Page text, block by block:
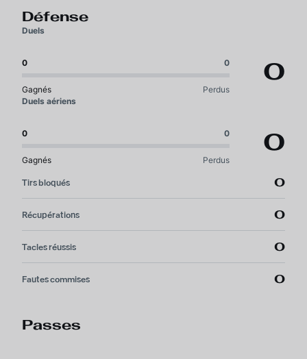
Défense
Duels
0 0
Gagnés Perdus
0
Duels aériens
0 0
Gagnés Perdus
0
Tirs bloqués 0
Récupérations 0
Tacles réussis 0
Fautes commises 0
Passes